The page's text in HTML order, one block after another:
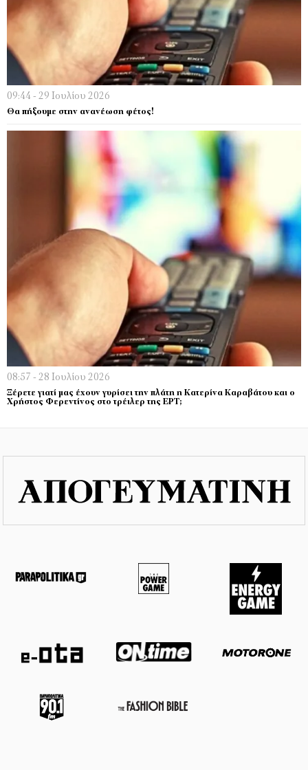
09:44 - 29 Ιουλίου 2026
Θα πήξουμε στην ανανέωση φέτος!
08:57 - 28 Ιουλίου 2026
Ξέρετε γιατί μας έχουν γυρίσει την πλάτη η Κατερίνα Καραβάτου και ο
Χρήστος Φερεντίνος στο τρέιλερ της ΕΡΤ;